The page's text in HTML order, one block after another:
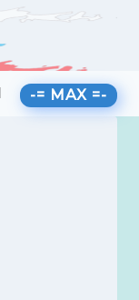
-= MAX =-